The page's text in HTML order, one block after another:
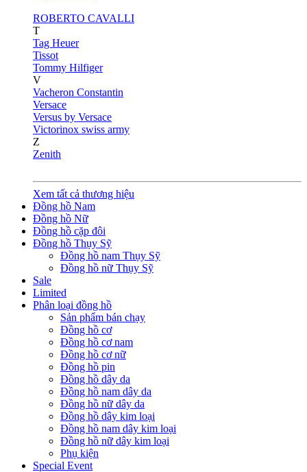
ROBERTO CAVALLI
T
Tag Heuer
Tissot
Tommy Hilfiger
V
Vacheron Constantin
Versace
Versus by Versace
Victorinox swiss army
Z
Zenith
Xem tất cả thương hiệu
Đồng hồ Nam
Đồng hồ Nữ
Đồng hồ cặp đôi
Đồng hồ Thụy Sỹ
Đồng hồ nam Thụy Sỹ
Đồng hồ nữ Thụy Sỹ
Sale
Limited
Phân loại đồng hồ
Sản phẩm bán chạy
Đồng hồ cơ
Đồng hồ cơ nam
Đồng hồ cơ nữ
Đồng hồ pin
Đồng hồ dây da
Đồng hồ nam dây da
Đồng hồ nữ dây da
Đồng hồ dây kim loại
Đồng hồ nam dây kim loại
Đồng hồ nữ dây kim loại
Phụ kiện
Special Event